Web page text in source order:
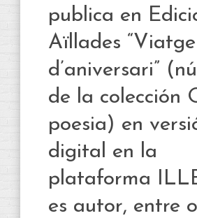
publica en
Aïllades “Viatge
d’aniversari”
de la colección
poesia) en
digital en la
plataforma
es autor, entre